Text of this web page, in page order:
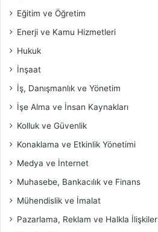
Eğitim ve Öğretim
Enerji ve Kamu Hizmetleri
Hukuk
İnşaat
İş, Danışmanlık ve Yönetim
İşe Alma ve İnsan Kaynakları
Kolluk ve Güvenlik
Konaklama ve Etkinlik Yönetimi
Medya ve İnternet
Muhasebe, Bankacılık ve Finans
Mühendislik ve İmalat
Pazarlama, Reklam ve Halkla İlişkiler